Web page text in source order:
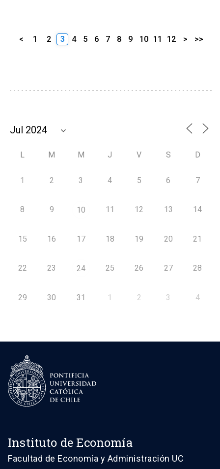
< 1 2 3 4 5 6 7 8 9 10 11 12 > >>
L M M J V S D
1 2 3 4 5 6 7
8 9 10 11 12 13 14
15 16 17 18 19 20 21
22 23 24 25 26 27 28
29 30 31 1 2 3 4
Instituto de Economía
Facultad de Economía y Administración UC